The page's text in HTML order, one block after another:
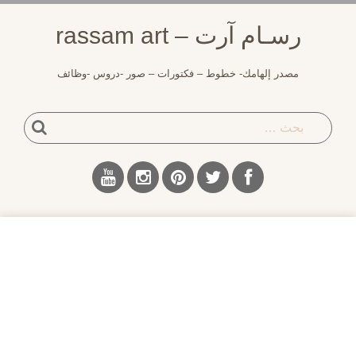
رسـام آرت – rassam art
مصدر إلهامك- خطوط – فكتورات – صور -دروس -وظائف